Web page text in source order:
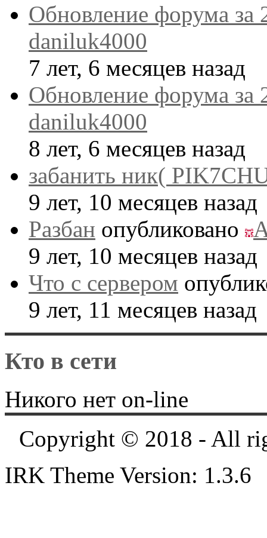
Обновление форума за
daniluk4000
7 лет, 6 месяцев назад
Обновление форума за
daniluk4000
8 лет, 6 месяцев назад
забанить ник(
9 лет, 10 месяцев назад
Разбан опубликовано
9 лет, 10 месяцев назад
Что с сервером
9 лет, 11 месяцев назад
Кто в сети
Никого нет on-line
Copyright © 2018 - All
IRK Theme Version: 1.3.6